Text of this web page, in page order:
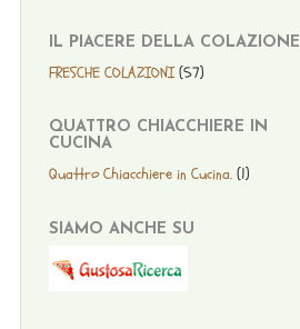
IL PIACERE DELLA COLAZIONE
FRESCHE COLAZIONI (57)
QUATTRO CHIACCHIERE IN
CUCINA
Quattro Chiacchiere in Cucina. (1)
SIAMO ANCHE SU